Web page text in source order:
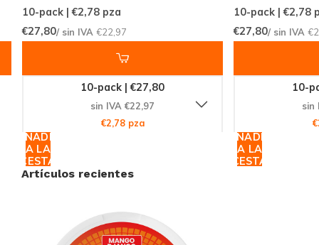
frescura y calidad de
R4VE - Mango Django Medium.
Con su combinación única de sabor y fuerza, es el
complemento perfecto para tu rutina diaria. Visita
nuestra tienda en línea y descubre por qué tantos
clientes alrededor del mundo confían en Snussie.com
para sus necesidades de productos de nicotina.
¡Compra ahora y lleva tu experiencia al siguiente nivel!
10-pack | €2,78pza
€27,80/ sin IVA €22,97
10-pack | €27,80
sin IVA €22,97
€2,78 pza
AÑADIR
A LA
CESTA
10-pack | €2,78
€27,80/ sin IVA
10-
sin
AÑADIR
A LA
CESTA
Artículos recientes